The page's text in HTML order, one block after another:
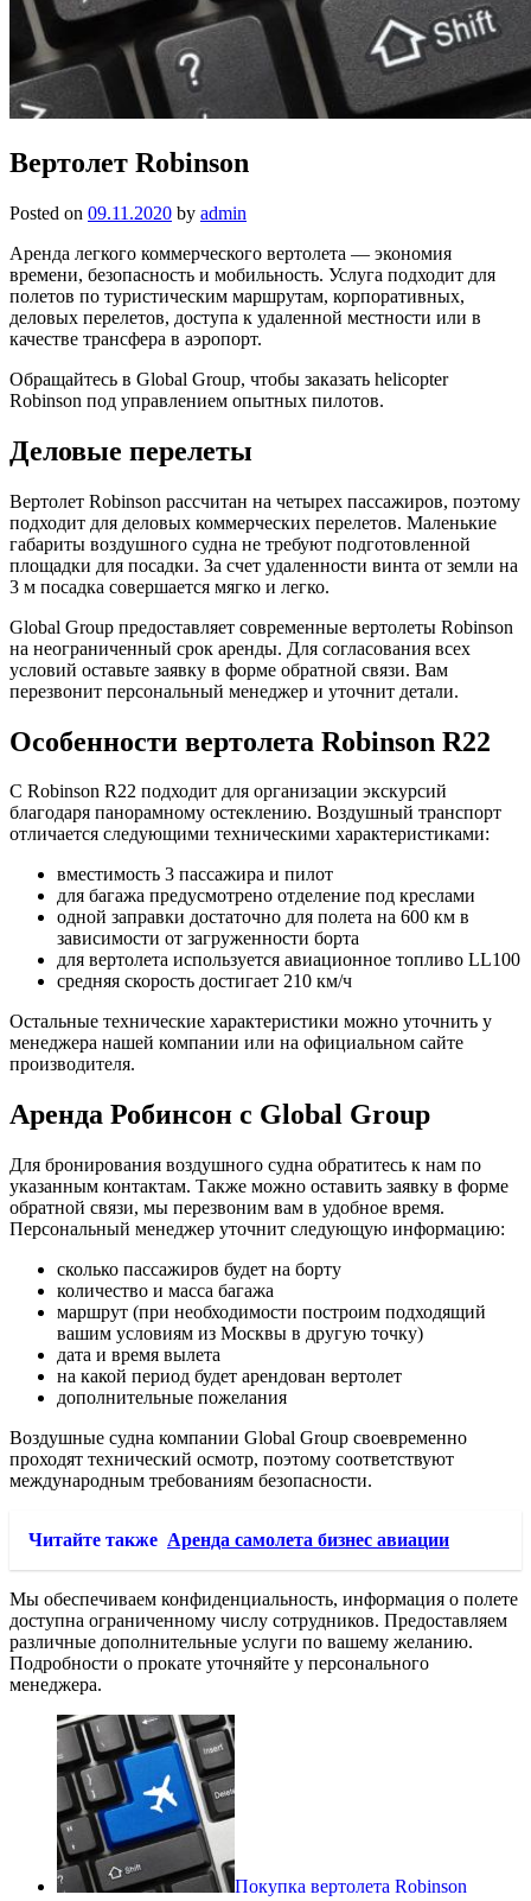
Вертолет Robinson
Posted on 09.11.2020 by admin
Аренда легкого коммерческого вертолета — экономия
времени, безопасность и мобильность. Услуга подходит для
полетов по туристическим маршрутам, корпоративных,
деловых перелетов, доступа к удаленной местности или в
качестве трансфера в аэропорт.
Обращайтесь в Global Group, чтобы заказать helicopter
Robinson под управлением опытных пилотов.
Деловые перелеты
Вертолет Robinson рассчитан на четырех пассажиров, поэтому
подходит для деловых коммерческих перелетов. Маленькие
габариты воздушного судна не требуют подготовленной
площадки для посадки. За счет удаленности винта от земли на
3 м посадка совершается мягко и легко.
Global Group предоставляет современные вертолеты Robinson
на неограниченный срок аренды. Для согласования всех
условий оставьте заявку в форме обратной связи. Вам
перезвонит персональный менеджер и уточнит детали.
Особенности вертолета Robinson R22
С Robinson R22 подходит для организации экскурсий
благодаря панорамному остеклению. Воздушный транспорт
отличается следующими техническими характеристиками:
вместимость 3 пассажира и пилот
для багажа предусмотрено отделение под креслами
одной заправки достаточно для полета на 600 км в
зависимости от загруженности борта
для вертолета используется авиационное топливо LL100
средняя скорость достигает 210 км/ч
Остальные технические характеристики можно уточнить у
менеджера нашей компании или на официальном сайте
производителя.
Аренда Робинсон с Global Group
Для бронирования воздушного судна обратитесь к нам по
указанным контактам. Также можно оставить заявку в форме
обратной связи, мы перезвоним вам в удобное время.
Персональный менеджер уточнит следующую информацию:
сколько пассажиров будет на борту
количество и масса багажа
маршрут (при необходимости построим подходящий
вашим условиям из Москвы в другую точку)
дата и время вылета
на какой период будет арендован вертолет
дополнительные пожелания
Воздушные судна компании Global Group своевременно
проходят технический осмотр, поэтому соответствуют
международным требованиям безопасности.
Читайте также Аренда самолета бизнес авиации
Мы обеспечиваем конфиденциальность, информация о полете
доступна ограниченному числу сотрудников. Предоставляем
различные дополнительные услуги по вашему желанию.
Подробности о прокате уточняйте у персонального
менеджера.
Покупка вертолета Robinson